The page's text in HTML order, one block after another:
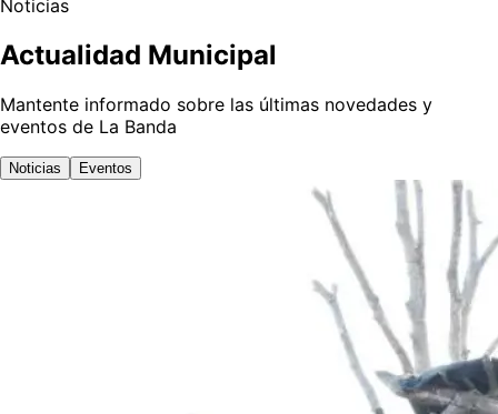
Noticias
Actualidad Municipal
Mantente informado sobre las últimas novedades y
eventos de La Banda
Noticias Eventos